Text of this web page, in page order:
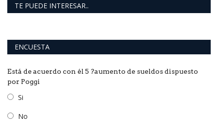
TE PUEDE INTERESAR..
ENCUESTA
Está de acuerdo con él 5 ?aumento de sueldos dispuesto
por Poggi
Si
No